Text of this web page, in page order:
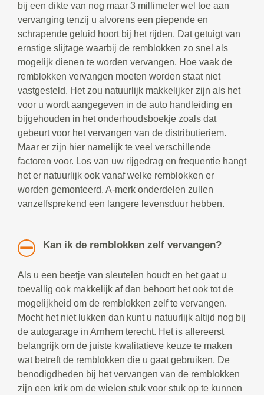
bij een dikte van nog maar 3 millimeter wel toe aan
vervanging tenzij u alvorens een piepende en
schrapende geluid hoort bij het rijden. Dat getuigt van
ernstige slijtage waarbij de remblokken zo snel als
mogelijk dienen te worden vervangen. Hoe vaak de
remblokken vervangen moeten worden staat niet
vastgesteld. Het zou natuurlijk makkelijker zijn als het
voor u wordt aangegeven in de auto handleiding en
bijgehouden in het onderhoudsboekje zoals dat
gebeurt voor het vervangen van de distributieriem.
Maar er zijn hier namelijk te veel verschillende
factoren voor. Los van uw rijgedrag en frequentie hangt
het er natuurlijk ook vanaf welke remblokken er
worden gemonteerd. A-merk onderdelen zullen
vanzelfsprekend een langere levensduur hebben.
Kan ik de remblokken zelf vervangen?
Als u een beetje van sleutelen houdt en het gaat u
toevallig ook makkelijk af dan behoort het ook tot de
mogelijkheid om de remblokken zelf te vervangen.
Mocht het niet lukken dan kunt u natuurlijk altijd nog bij
de autogarage in Arnhem terecht. Het is allereerst
belangrijk om de juiste kwalitatieve keuze te maken
wat betreft de remblokken die u gaat gebruiken. De
benodigdheden bij het vervangen van de remblokken
zijn een krik om de wielen stuk voor stuk op te kunnen